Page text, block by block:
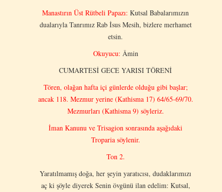
Manastırın Üst Rütbeli Papazı: Kutsal Babalarımızın
dualarıyla Tanrımız Rab İsus Mesih, bizlere merhamet
etsin.
Okuyucu: Âmin
CUMARTESİ GECE YARISI TÖRENİ
Tören, olağan hafta içi günlerde olduğu gibi başlar;
ancak 118. Mezmur yerine (Kathisma 17) 64/65-69/70.
Mezmurları (Kathisma 9) söyleriz.
İman Kanunu ve Trisagion sonrasında aşağıdaki
Troparia söylenir.
Ton 2.
Yaratılmamış doğa, her şeyin yaratıcısı, dudaklarımızı
aç ki şöyle diyerek Senin övgünü ilan edelim: Kutsal,